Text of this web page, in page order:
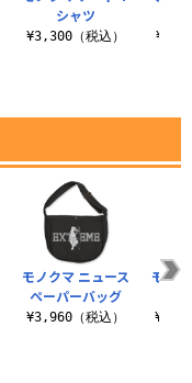
シャツ
¥3,300（税込）
モノクマ ニュース
ペーパーバッグ
¥3,960（税込）
モノ